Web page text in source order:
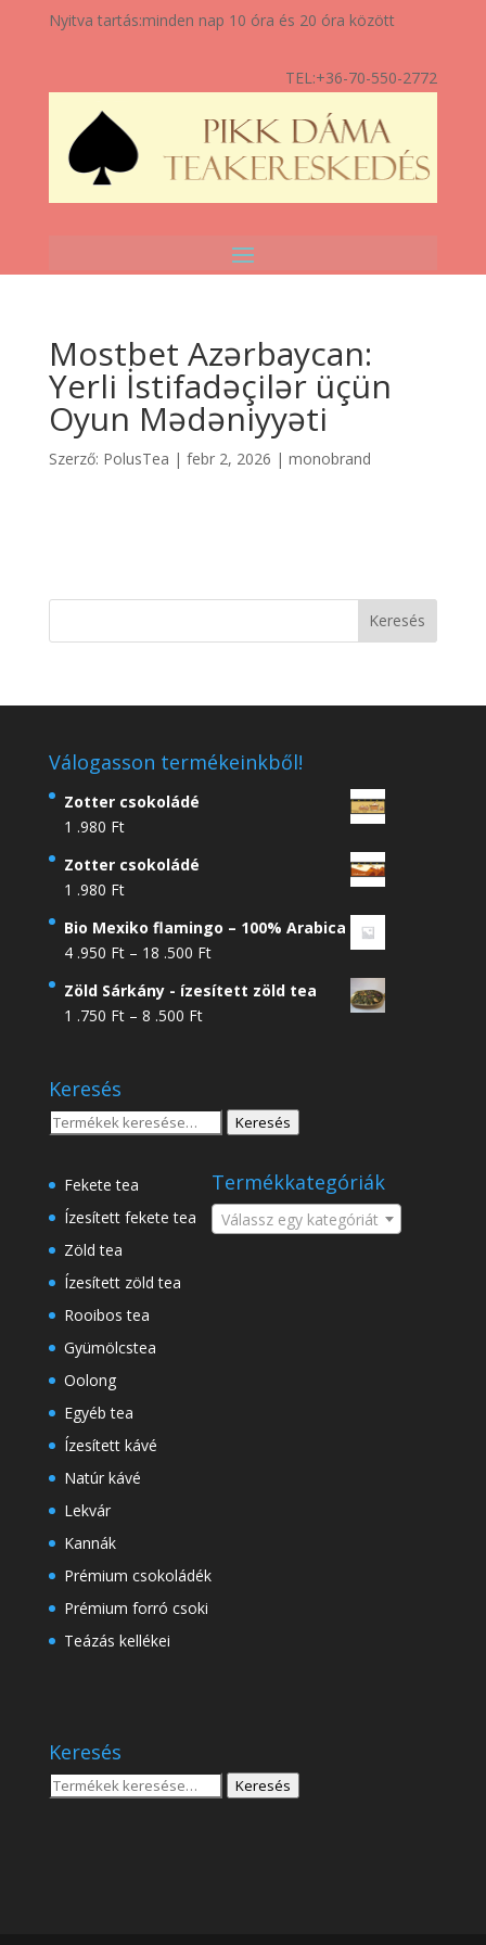
Nyitva tartás:minden nap 10 óra és 20 óra között
TEL:+36-70-550-2772
Mostbet Azərbaycan:
Yerli İstifadəçilər üçün
Oyun Mədəniyyəti
Szerző: PolusTea | febr 2, 2026 | monobrand
Válogasson termékeinkből!
Zotter csokoládé
1 .980 Ft
Zotter csokoládé
1 .980 Ft
Bio Mexiko flamingo – 100% Arabica
4 .950 Ft – 18 .500 FtÁrtartomány:
.950 Ft
Zöld Sárkány - ízesített zöld tea
1 .750 Ft – 8 .500 FtÁrtartomány:
8
.500 Ft
Keresés
Keresés
Keresés
Fekete tea
Ízesített fekete tea
Zöld tea
Ízesített zöld tea
Rooibos tea
Gyümölcstea
Oolong
Egyéb tea
Ízesített kávé
Natúr kávé
Lekvár
Kannák
Prémium csokoládék
Prémium forró csoki
Teázás kellékei
Termékkategóriák
Válassz egy kategóriát
Keresés
Keresés
Keresés